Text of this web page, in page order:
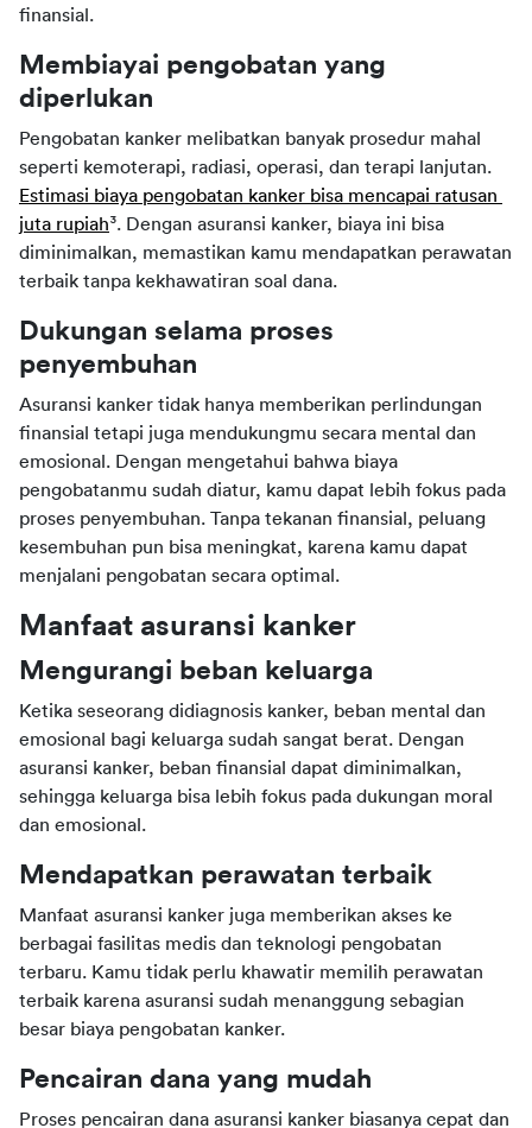
finansial.
Membiayai pengobatan yang
diperlukan
Pengobatan kanker melibatkan banyak prosedur mahal
Estimasi biaya pengobatan kanker bisa mencapai ratusan
juta rupiah³. Dengan asuransi kanker, biaya ini bisa
diminimalkan, memastikan kamu mendapatkan perawatan
terbaik tanpa kekhawatiran soal dana.
Dukungan selama proses
penyembuhan
Asuransi kanker tidak hanya memberikan perlindungan
finansial tetapi juga mendukungmu secara mental dan
emosional. Dengan mengetahui bahwa biaya
pengobatanmu sudah diatur, kamu dapat lebih fokus pada
proses penyembuhan. Tanpa tekanan finansial, peluang
kesembuhan pun bisa meningkat, karena kamu dapat
menjalani pengobatan secara optimal.
Manfaat asuransi kanker
Mengurangi beban keluarga
Ketika seseorang didiagnosis kanker, beban mental dan
emosional bagi keluarga sudah sangat berat. Dengan
asuransi kanker, beban finansial dapat diminimalkan,
sehingga keluarga bisa lebih fokus pada dukungan moral
dan emosional.
Mendapatkan perawatan terbaik
Manfaat asuransi kanker juga memberikan akses ke
berbagai fasilitas medis dan teknologi pengobatan
terbaru. Kamu tidak perlu khawatir memilih perawatan
terbaik karena asuransi sudah menanggung sebagian
besar biaya pengobatan kanker.
Pencairan dana yang mudah
Proses pencairan dana asuransi kanker biasanya cepat dan